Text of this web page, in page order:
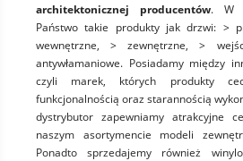
architektonicznej producentów. W
Państwo takie produkty jak drzwi: >
wewnętrzne, > zewnętrzne, >
antywłamaniowe. Posiadamy między
czyli marek, których produkty
funkcjonalnością oraz starannością
dystrybutor zapewniamy atrakcyjne
naszym asortymencie modeli
Ponadto sprzedajemy również